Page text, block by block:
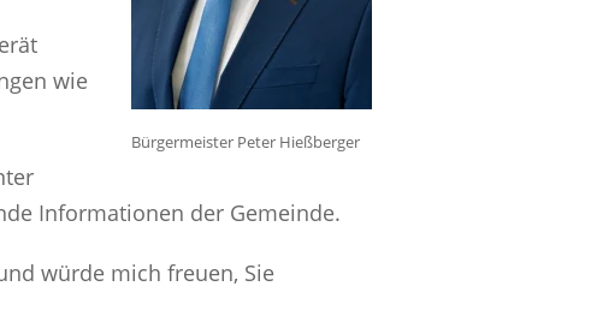
Bürgermeister Peter Hießberger
wie
Informationen der Gemeinde.
würde mich freuen, Sie